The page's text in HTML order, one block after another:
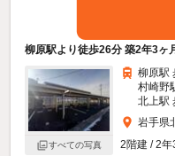
柳原駅より徒歩26分 築2年3ヶ
すべての写真
柳原駅
村崎野
北上駅
岩手県
2階建 / 2年